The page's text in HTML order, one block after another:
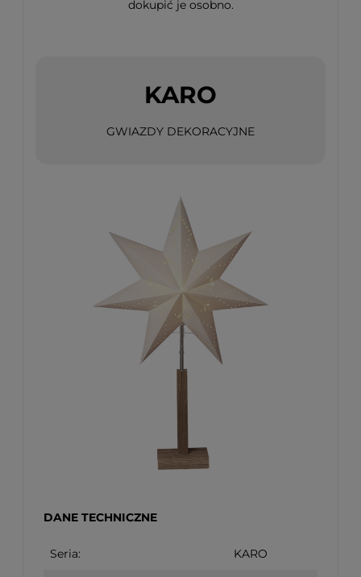
dokupić je osobno.
KARO
GWIAZDY DEKORACYJNE
DANE TECHNICZNE
Seria: KARO